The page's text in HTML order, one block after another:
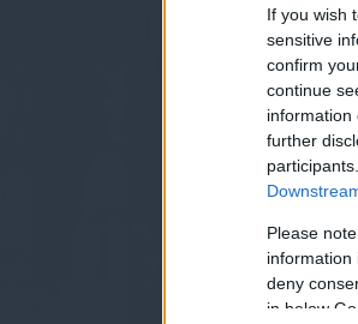
If you wish
sensitive
confirm
continue
information
further
Please
information
deny
in below